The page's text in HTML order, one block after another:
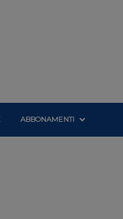
ABBONAMENTI